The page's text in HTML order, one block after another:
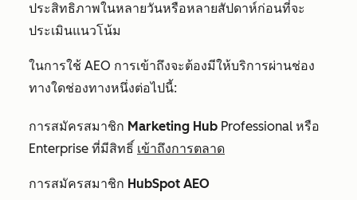
ประสิทธิภาพในหลายวันหรือหลายสัปดาห์ก่อนที่จะ
ประเมินแนวโน้ม
ในการใช้ AEO การเข้าถึงจะต้องมีให้บริการผ่านช่อง
ทางใดช่องทางหนึ่งต่อไปนี้:
การสมัครสมาชิก Marketing Hub Professional หรือ
Enterprise ที่มีสิทธิ์ เข้าถึงการตลาด
การสมัครสมาชิก HubSpot AEO